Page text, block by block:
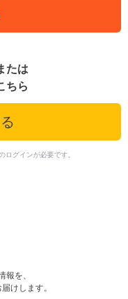
たは
ちら
ログインが必要です。
報を、
けします。